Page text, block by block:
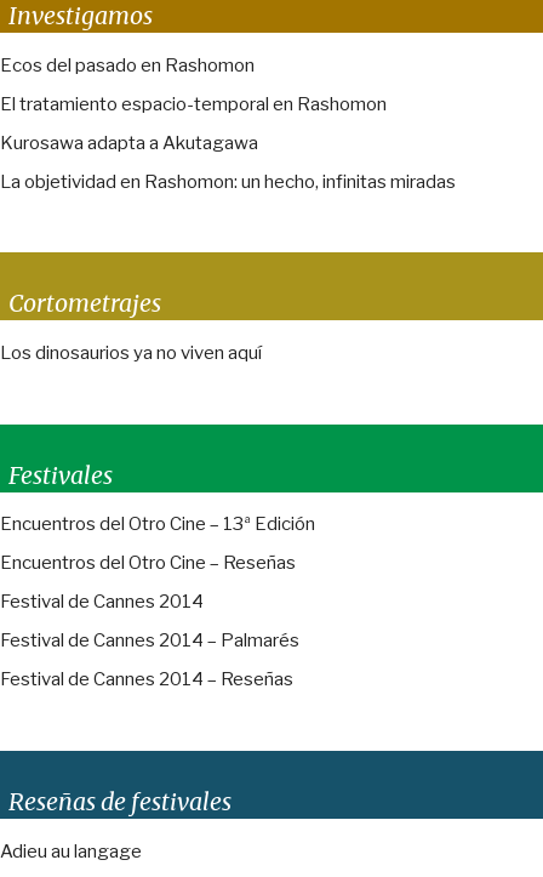
Investigamos
Ecos del pasado en Rashomon
El tratamiento espacio-temporal en Rashomon
Kurosawa adapta a Akutagawa
La objetividad en Rashomon: un hecho, infinitas miradas
Cortometrajes
Los dinosaurios ya no viven aquí
Festivales
Encuentros del Otro Cine – 13ª Edición
Encuentros del Otro Cine – Reseñas
Festival de Cannes 2014
Festival de Cannes 2014 – Palmarés
Festival de Cannes 2014 – Reseñas
Reseñas de festivales
Adieu au langage